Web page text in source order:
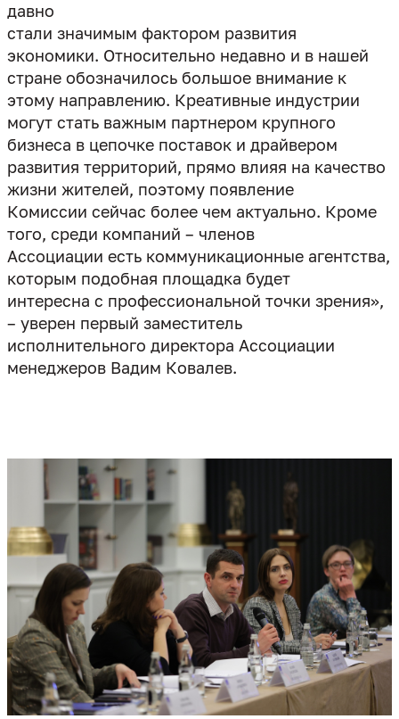
давно
стали значимым фактором развития
экономики. Относительно недавно и в нашей
стране обозначилось большое внимание к
этому направлению. Креативные индустрии
могут стать важным партнером крупного
бизнеса в цепочке поставок и драйвером
развития территорий, прямо влияя на качество
жизни жителей, поэтому появление
Комиссии сейчас более чем актуально. Кроме
того, среди компаний – членов
Ассоциации есть коммуникационные агентства,
которым подобная площадка будет
интересна с профессиональной точки зрения»,
– уверен первый заместитель
исполнительного директора Ассоциации
менеджеров Вадим Ковалев.